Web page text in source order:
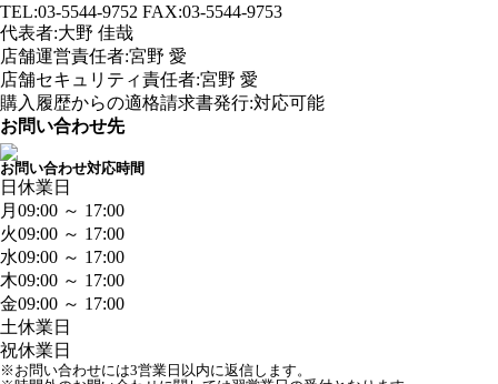
TEL:03-5544-9752 FAX:03-5544-9753
代表者:大野 佳哉
店舗運営責任者:宮野 愛
店舗セキュリティ責任者:宮野 愛
購入履歴からの適格請求書発行:対応可能
お問い合わせ先
お問い合わせ対応時間
日 休業日
月 09:00 ～ 17:00
火09:00 ～ 17:00
水09:00 ～ 17:00
木09:00 ～ 17:00
金09:00 ～ 17:00
土休業日
祝休業日
※お問い合わせには3営業日以内に返信します。